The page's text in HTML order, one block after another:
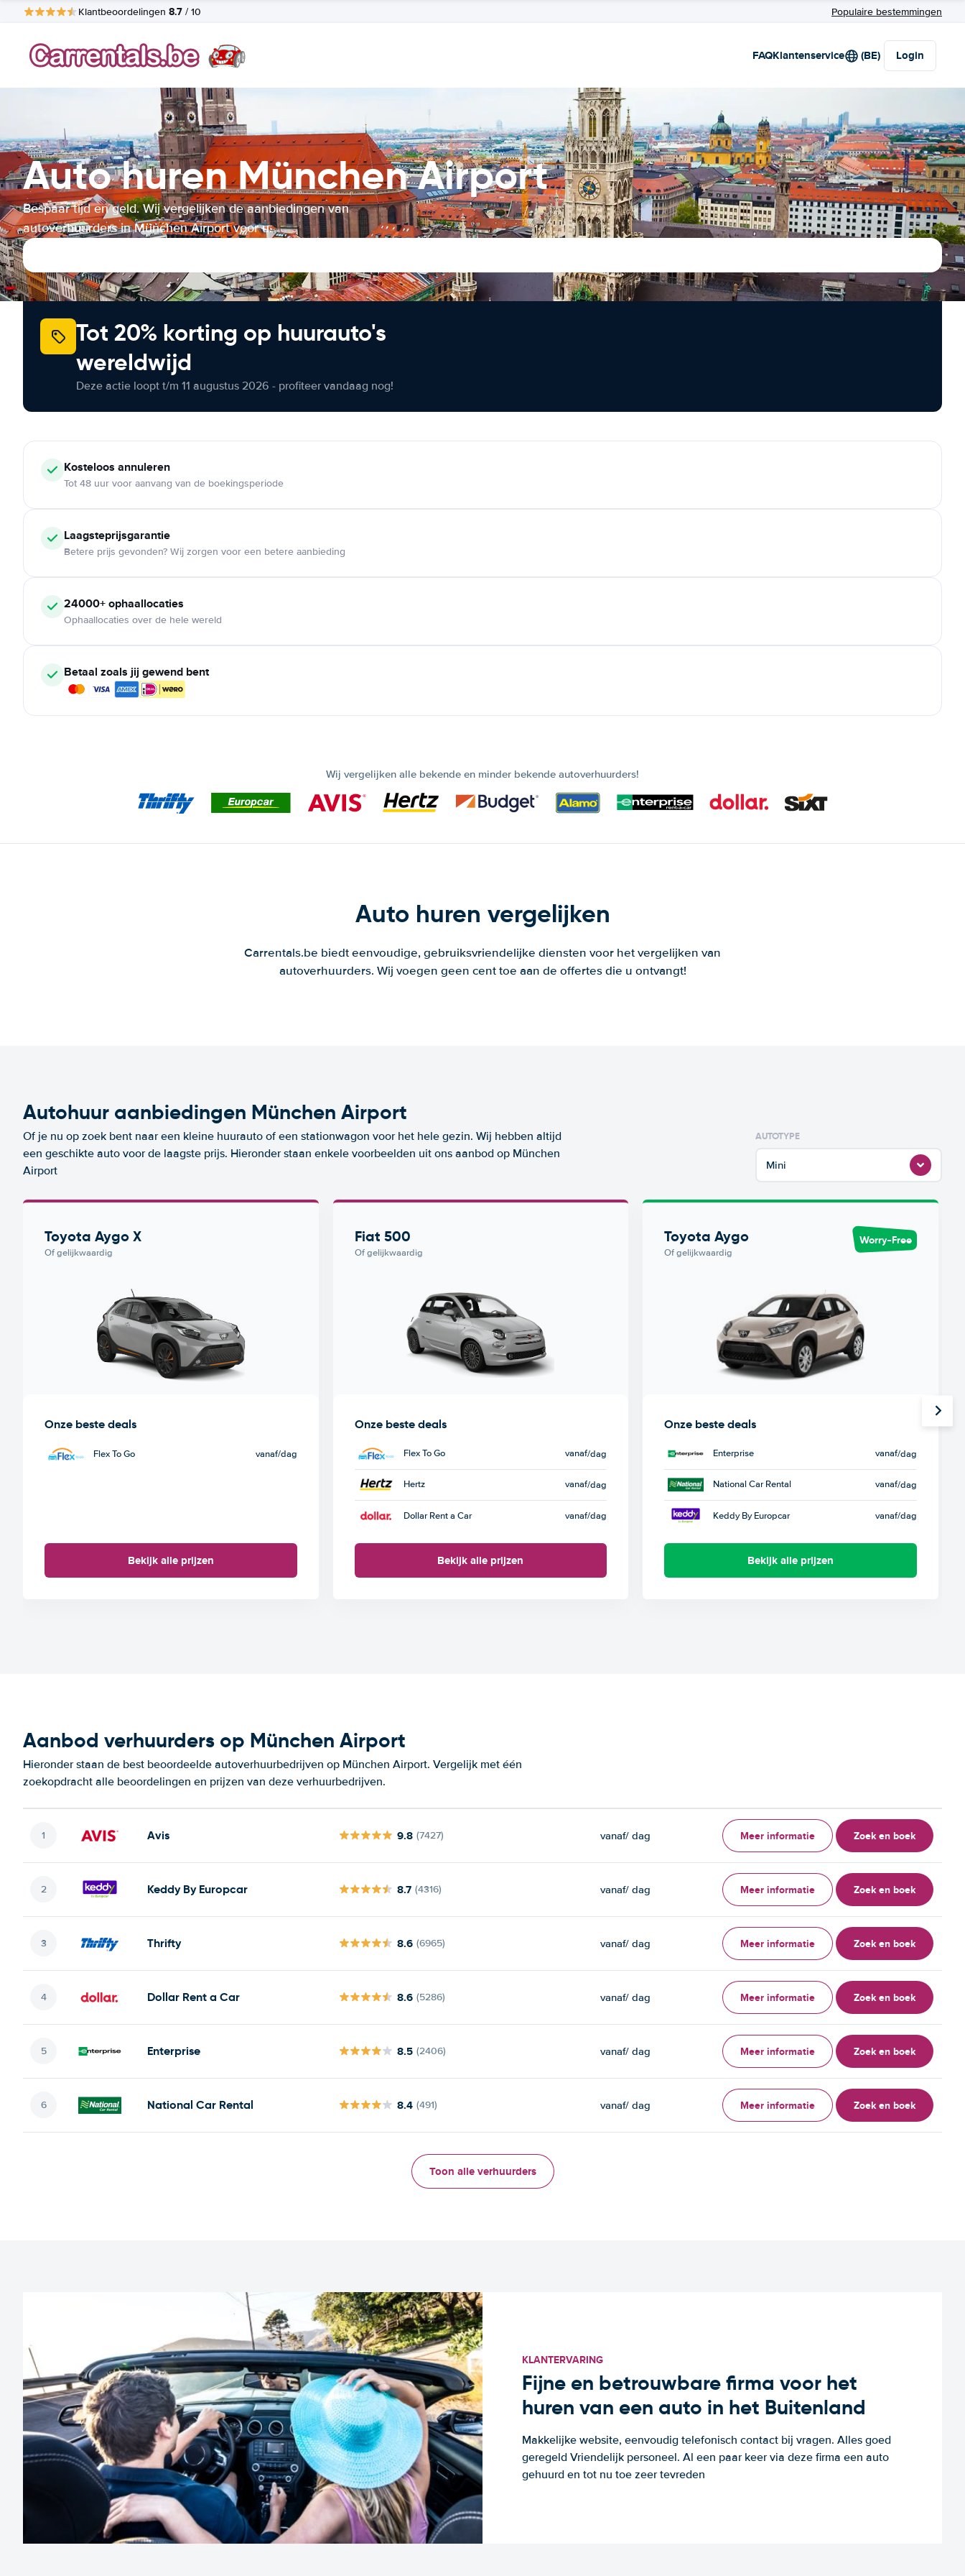
Klantbeoordelingen 8.7 / 10 Populaire bestemmingen
FAQKlantenservice (BE) Login
Auto huren München Airport
Bespaar tijd en geld. Wij vergelijken de aanbiedingen van
autoverhuurders in München Airport voor u.
Tot 20% korting op huurauto's
wereldwijd
Deze actie loopt t/m 11 augustus 2026 - profiteer vandaag nog!
Kosteloos annuleren
Tot 48 uur voor aanvang van de boekingsperiode
Laagsteprijsgarantie
Betere prijs gevonden? Wij zorgen voor een betere aanbieding
24000+ophaallocaties
Ophaallocaties over de hele wereld
Betaal zoals jij gewend bent
Wij vergelijken alle bekende en minder bekende autoverhuurders!
Auto huren vergelijken
Carrentals.be biedt eenvoudige, gebruiksvriendelijke diensten voor het vergelijken van
autoverhuurders. Wij voegen geen cent toe aan de offertes die u ontvangt!
Autohuur aanbiedingen München Airport
Of je nu op zoek bent naar een kleine huurauto of een stationwagon voor het hele gezin. Wij hebben altijd
een geschikte auto voor de laagste prijs. Hieronder staan enkele voorbeelden uit ons aanbod op München
Airport
AUTOTYPE
Mini
Toyota Aygo X
Of gelijkwaardig
Onze beste deals
Flex To Go vanaf/dag
Bekijk alle prijzen
Fiat 500
Of gelijkwaardig
Onze beste deals
Flex To Go vanaf/dag
Hertz vanaf/dag
Dollar Rent a Car vanaf/dag
Bekijk alle prijzen
Toyota Aygo
Of gelijkwaardig
Worry-Free
Onze beste deals
Enterprise vanaf/dag
National Car Rental vanaf/dag
Keddy By Europcar vanaf/dag
Bekijk alle prijzen
Aanbod verhuurders op München Airport
Hieronder staan de best beoordeelde autoverhuurbedrijven op München Airport. Vergelijk met één
zoekopdracht alle beoordelingen en prijzen van deze verhuurbedrijven.
Avis 9.8 (7427) vanaf/ dag Meer informatie Zoek en boek
Keddy By Europcar 8.7 (4316) vanaf/ dag Meer informatie Zoek en boek
Thrifty 8.6 (6965) vanaf/ dag Meer informatie Zoek en boek
Dollar Rent a Car 8.6 (5286) vanaf/ dag Meer informatie Zoek en boek
Enterprise 8.5 (2406) vanaf/ dag Meer informatie Zoek en boek
National Car Rental 8.4 (491) vanaf/ dag Meer informatie Zoek en boek
Toon alle verhuurders
KLANTERVARING
Fijne en betrouwbare firma voor het
huren van een auto in het Buitenland
Makkelijke website, eenvoudig telefonisch contact bij vragen. Alles goed
geregeld Vriendelijk personeel. Al een paar keer via deze firma een auto
gehuurd en tot nu toe zeer tevreden